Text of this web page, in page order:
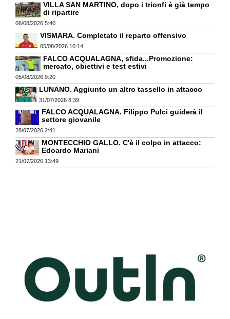
VILLA SAN MARTINO, dopo i trionfi è già tempo
di ripartire
06/08/2026 5:40
VISMARA. Completato il reparto offensivo
05/08/2026 10:14
FALCO ACQUALAGNA, sfida...Promozione:
mercato, obiettivi e test estivi
05/08/2026 9:20
LUNANO. Aggiunto un altro tassello in attacco
31/07/2026 8:39
FALCO ACQUALAGNA. Filippo Pulci guiderà il
settore giovanile
28/07/2026 2:41
MONTECCHIO GALLO. C'è il colpo in attacco:
Edoardo Mariani
21/07/2026 13:49